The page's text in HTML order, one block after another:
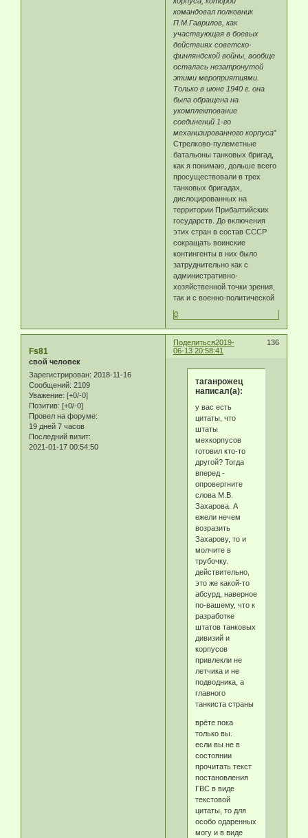
командовал полковник
П.М.Гаврилов, как
участвующая в боевых
действиях советско-
финляндской войны, вообще
осталась незатронутой
этими мероприятиями.
Только в июне 1940 г. она
была обращена на
укомплектование
соединений 1-го
механизированного корпуса"
Стрелково-пулеметные
батальоны танковых бригад,
как я понимаю, дольше всего
просуществовали в трех
танковых бригадах,
дислоцированных на
территории Прибалтийских
государств. До включения
этих стран в состав СССР
сокращать воинские
контингенты в них было
затруднительно как с
административно-
хозяйственной точки зрения,
так и с военно-политической
0
Поделиться 136
2019-
06-13 20:58:41
Fs81
свой человек
Зарегистрирован: 2018-11-16
Сообщений: 2109
Уважение: [+0/-0]
Позитив: [+0/-0]
Провел на форуме:
19 дней 7 часов
Последний визит:
2021-01-17 00:54:50
таганрожец
написал(а):
у вас есть
цитаты, что
штаты
мехкорпусов
готовил кто-то
другой? Тогда
вперед -
опровергните
слова М.В.
Захарова. А
ежели нечем
возразить
Захарову, то и
молчите в
трубочку.
действительно,
это же какой-то
абсурд, наверное
по-вашему, что к
разработке
штатов танковых
дивизий и
корпусов
привлекли не
летчика и не
подводника, а
главного
танкиста страны
врёте пока
только вы.
если вы не в
состоянии
прочитать текст
постановления
ГВС в виде
текстовой
цитаты, то для
особо одаренных
могу и в виде